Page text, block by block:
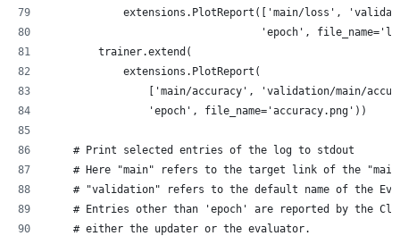
extensions.PlotReport(['main/loss',
'epoch',
        trainer.extend(
            extensions.PlotReport(
['main/accuracy', 'validation/main/
                'epoch', file_name='accuracy.png'))
    # Print selected entries of the log to stdout
# Here "main" refers to the target link of the
# "validation" refers to the default name of the
# Entries other than 'epoch' are reported by the
    # either the updater or the evaluator.